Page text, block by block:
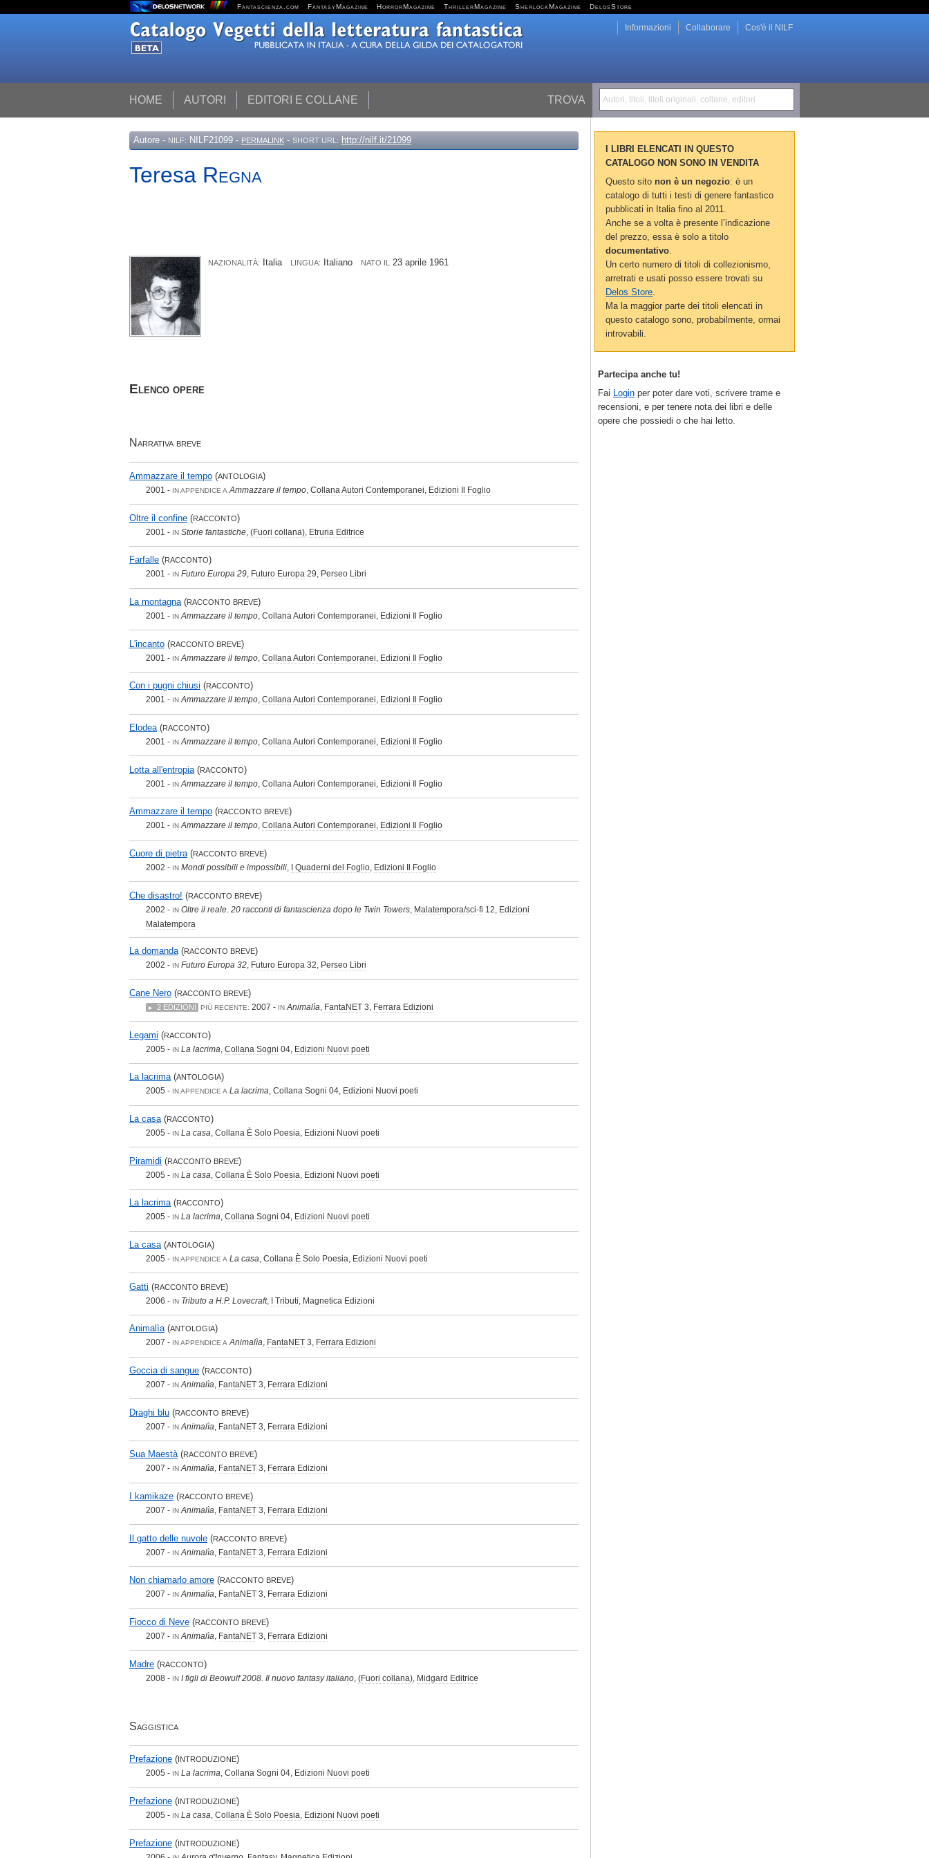
Fantascienza.com FantasyMagazine HorrorMagazine ThrillerMagazine SherlockMagazine DelosStore
TROVA Autori, titoli, titoli originali, collane, editori
HOME AUTORI EDITORI E COLLANE
Cos'è il NILF
Collaborare
Informazioni
Autore - NILF: NILF21099 - PERMALINK - SHORT URL: http://nilf.it/21099
Teresa Regna
NAZIONALITÀ: Italia LINGUA: Italiano NATO IL 23 aprile 1961
Elenco opere
Narrativa breve
Ammazzare il tempo (ANTOLOGIA)
2001 - IN APPENDICE A Ammazzare il tempo, Collana Autori Contemporanei, Edizioni Il Foglio
Oltre il confine (RACCONTO)
2001 - IN Storie fantastiche (Fuori collana) Etruria Editrice
Farfalle (RACCONTO)
2001 - IN Futuro Europa 29, Futuro Europa 29, Perseo Libri
La montagna(RACCONTO BREVE)
2001 - IN Ammazzare il tempo, Collana Autori Contemporanei, Edizioni Il Foglio
L'incanto (RACCONTO BREVE)
2001 - IN Ammazzare il tempo Collana Autori Contemporanei Edizioni Il Foglio
Con i pugni chiusi (RACCONTO)
2001 - IN Ammazzare il tempo, Collana Autori Contemporanei, Edizioni Il Foglio
Elodea(RACCONTO)
2001 - IN Ammazzare il tempo, Collana Autori Contemporanei, Edizioni Il Foglio
Lotta all'entropia (RACCONTO)
2001 - IN Ammazzare il tempo Collana Autori Contemporanei Edizioni Il Foglio
Ammazzare il tempo (RACCONTO BREVE)
2001 - IN Ammazzare il tempo, Collana Autori Contemporanei, Edizioni Il Foglio
Cuore di pietra(RACCONTO BREVE)
2002 - IN Mondi possibili e impossibili, I Quaderni del Foglio, Edizioni Il Foglio
Che disastro! (RACCONTO BREVE)
2002 - IN Oltre il reale. 20 racconti di fantascienza dopo le Twin Towers Malatempora/sci-fi 12, Edizioni
Malatempora
La domanda(RACCONTO BREVE)
2002 - IN Futuro Europa 32, Futuro Europa 32, Perseo Libri
Cane Nero (RACCONTO BREVE)
2 EDIZIONI PIÙ RECENTE: 2007 - IN Animalìa, FantaNET 3, Ferrara Edizioni
Legami (RACCONTO)
2005 - IN La lacrima Collana Sogni 04, Edizioni Nuovi poeti
La lacrima(ANTOLOGIA)
2005 - IN APPENDICE A La lacrima, Collana Sogni 04, Edizioni Nuovi poeti
La casa (RACCONTO)
2005 - IN La casa, Collana È Solo Poesia, Edizioni Nuovi poeti
Piramidi (RACCONTO BREVE)
2005 - IN La casa Collana È Solo Poesia Edizioni Nuovi poeti
La lacrima(RACCONTO)
2005 - IN La lacrima, Collana Sogni 04, Edizioni Nuovi poeti
La casa (ANTOLOGIA)
2005 - IN APPENDICE A La casa, Collana È Solo Poesia, Edizioni Nuovi poeti
Gatti (RACCONTO BREVE)
2006 - IN Tributo a H.P. Lovecraft, I Tributi Magnetica Edizioni
Animalìa(ANTOLOGIA)
2007 - IN APPENDICE A Animalìa, FantaNET 3, Ferrara Edizioni
Goccia di sangue (RACCONTO)
2007 - IN Animalìa, FantaNET 3, Ferrara Edizioni
Draghi blu (RACCONTO BREVE)
2007 - IN Animalìa FantaNET 3, Ferrara Edizioni
Sua Maestà(RACCONTO BREVE)
2007 - IN Animalìa, FantaNET 3, Ferrara Edizioni
I kamikaze (RACCONTO BREVE)
2007 - IN Animalìa, FantaNET 3, Ferrara Edizioni
Il gatto delle nuvole (RACCONTO BREVE)
2007 - IN Animalìa FantaNET 3, Ferrara Edizioni
Non chiamarlo amore (RACCONTO BREVE)
2007 - IN Animalìa, FantaNET 3, Ferrara Edizioni
Fiocco di Neve (RACCONTO BREVE)
2007 - IN Animalìa, FantaNET 3, Ferrara Edizioni
Madre (RACCONTO)
2008 - IN I figli di Beowulf 2008. Il nuovo fantasy italiano (Fuori collana) Midgard Editrice
Saggistica
Prefazione ( INTRODUZIONE)
2005 - IN La lacrima, Collana Sogni 04, Edizioni Nuovi poeti
Prefazione (INTRODUZIONE)
2005 - IN La casa, Collana È Solo Poesia, Edizioni Nuovi poeti
Prefazione (INTRODUZIONE)
I LIBRI ELENCATI IN QUESTO
CATALOGO NON SONO IN VENDITA
Questo sito non è un negozio: è un
catalogo di tutti i testi di genere fantastico
pubblicati in Italia fino al 2011.
Anche se a volta è presente l’indicazione
del prezzo, essa è solo a titolo
documentativo
Un certo numero di titoli di collezionismo,
arretrati e usati posso essere trovati su
Delos Store
Ma la maggior parte dei titoli elencati in
questo catalogo sono, probabilmente, ormai
introvabili.
Partecipa anche tu!
Fai Login per poter dare voti, scrivere trame e
recensioni, e per tenere nota dei libri e delle
opere che possiedi o che hai letto.